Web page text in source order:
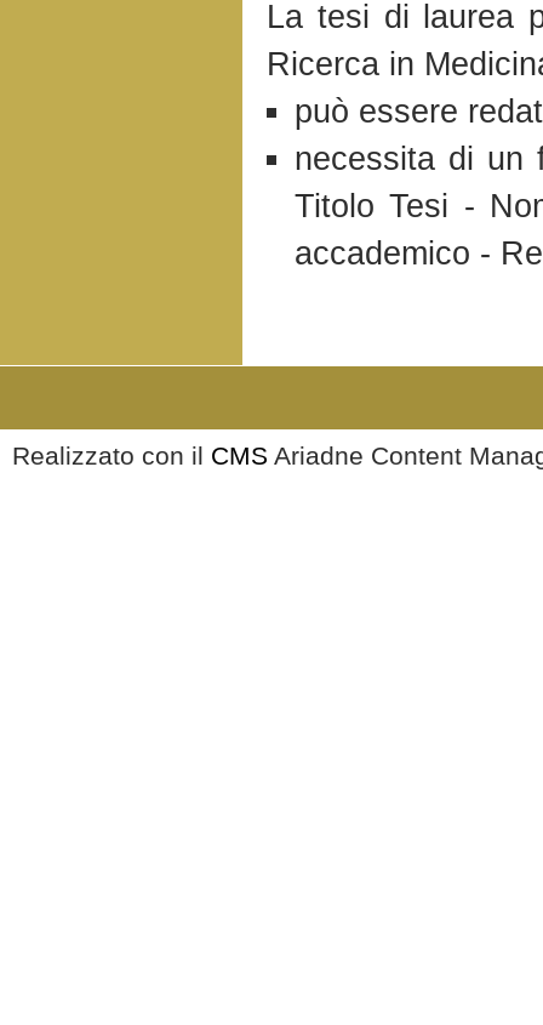
La tesi di laurea
Ricerca in
può essere
necessita di un
Titolo Tesi -
accademico -
Realizzato con il CMS Ariadne Content